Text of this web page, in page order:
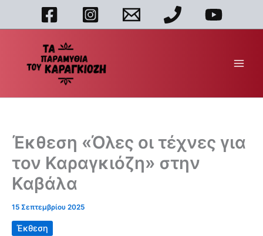
Μετάβαση
Έκθεση «Όλες οι τέχνες για
τον Καραγκιόζη» στην
Καβάλα
15 Σεπτεμβρίου 2025
Έκθεση